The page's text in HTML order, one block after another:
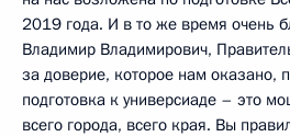
2019 года. И в то же время очень
Владимир Владимирович,
за доверие, которое нам оказано,
подготовка к универсиаде – это
всего города, всего края. Вы